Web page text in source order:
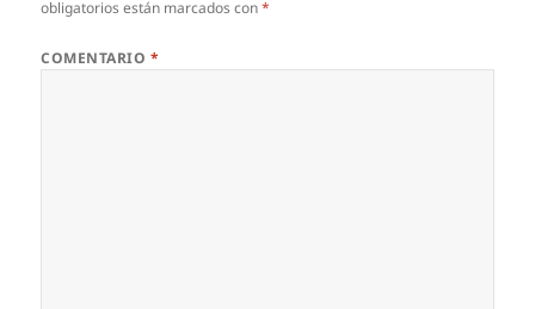
obligatorios están marcados con*
COMENTARIO *